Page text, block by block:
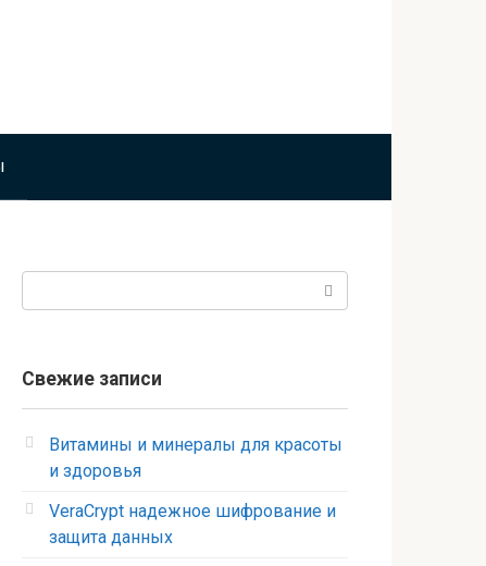
Свежие записи
Витамины и минералы для красоты
и здоровья
VeraCrypt надежное шифрование и
защита данных